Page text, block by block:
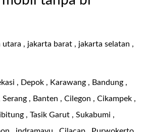
, jakarta barat , jakarta selatan ,
, Depok , Karawang , Bandung ,
, Banten , Cilegon , Cikampek ,
, Tasik Garut , Sukabumi ,